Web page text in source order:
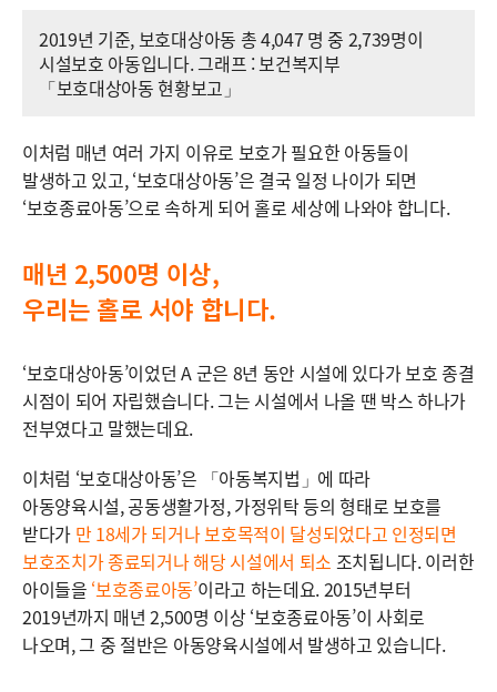
2019년 기준, 보호대상아동 총 4,047 명 중 2,739명이
시설보호 아동입니다. 그래프 : 보건복지부
「보호대상아동 현황보고」
이처럼 매년 여러 가지 이유로 보호가 필요한 아동들이
발생하고 있고, ‘보호대상아동’은 결국 일정 나이가 되면
‘보호종료아동’으로 속하게 되어 홀로 세상에 나와야 합니다.
매년 2,500명 이상,
우리는 홀로 서야 합니다.
‘보호대상아동’이었던 A 군은 8년 동안 시설에 있다가 보호 종결
시점이 되어 자립했습니다. 그는 시설에서 나올 땐 박스 하나가
전부였다고 말했는데요.
이처럼 ‘보호대상아동’은 「아동복지법」에 따라
아동양육시설, 공동생활가정, 가정위탁 등의 형태로 보호를
받다가 만 18세가 되거나 보호목적이 달성되었다고 인정되면
보호조치가 종료되거나 해당 시설에서 퇴소 조치됩니다. 이러한
아이들을 ‘보호종료아동’이라고 하는데요. 2015년부터
2019년까지 매년 2,500명 이상 ‘보호종료아동’이 사회로
나오며, 그 중 절반은 아동양육시설에서 발생하고 있습니다.